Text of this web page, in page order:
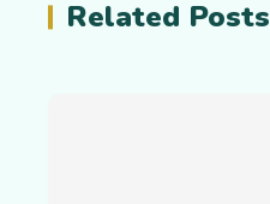
Related Posts